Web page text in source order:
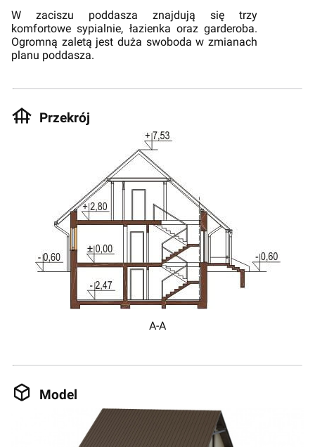
W zaciszu poddasza znajdują się trzy
komfortowe sypialnie, łazienka oraz garderoba.
Ogromną zaletą jest duża swoboda w zmianach
planu poddasza.
Przekrój
A-A
Model